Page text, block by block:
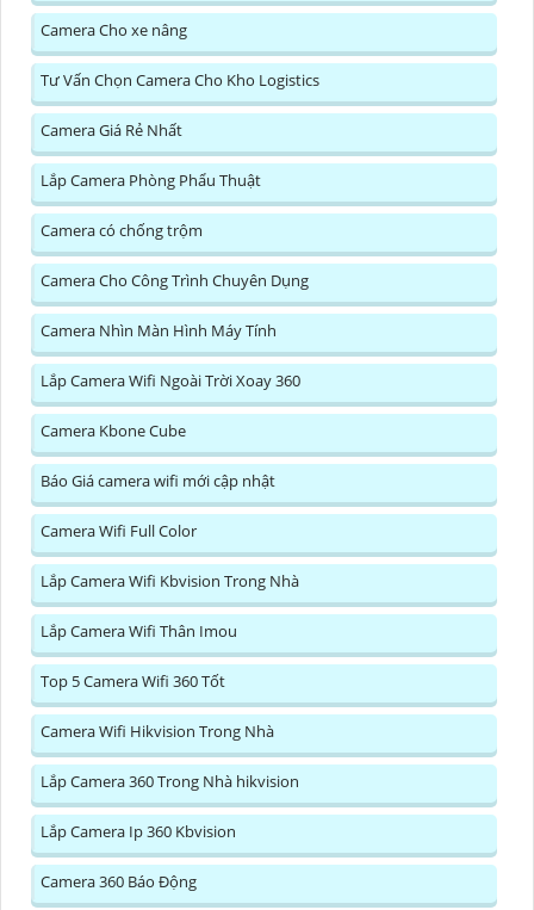
Camera Cho xe nâng
Tư Vấn Chọn Camera Cho Kho Logistics
Camera Giá Rẻ Nhất
Lắp Camera Phòng Phẩu Thuật
Camera có chống trộm
Camera Cho Công Trình Chuyên Dụng
Camera Nhìn Màn Hình Máy Tính
Lắp Camera Wifi Ngoài Trời Xoay 360
Camera Kbone Cube
Báo Giá camera wifi mới cập nhật
Camera Wifi Full Color
Lắp Camera Wifi Kbvision Trong Nhà
Lắp Camera Wifi Thân Imou
Top 5 Camera Wifi 360 Tốt
Camera Wifi Hikvision Trong Nhà
Lắp Camera 360 Trong Nhà hikvision
Lắp Camera Ip 360 Kbvision
Camera 360 Báo Động